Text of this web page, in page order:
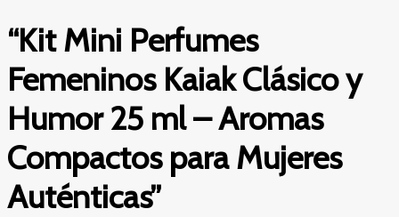
“Kit Mini Perfumes
Femeninos Kaiak Clásico y
Humor 25 ml – Aromas
Compactos para Mujeres
Auténticas”